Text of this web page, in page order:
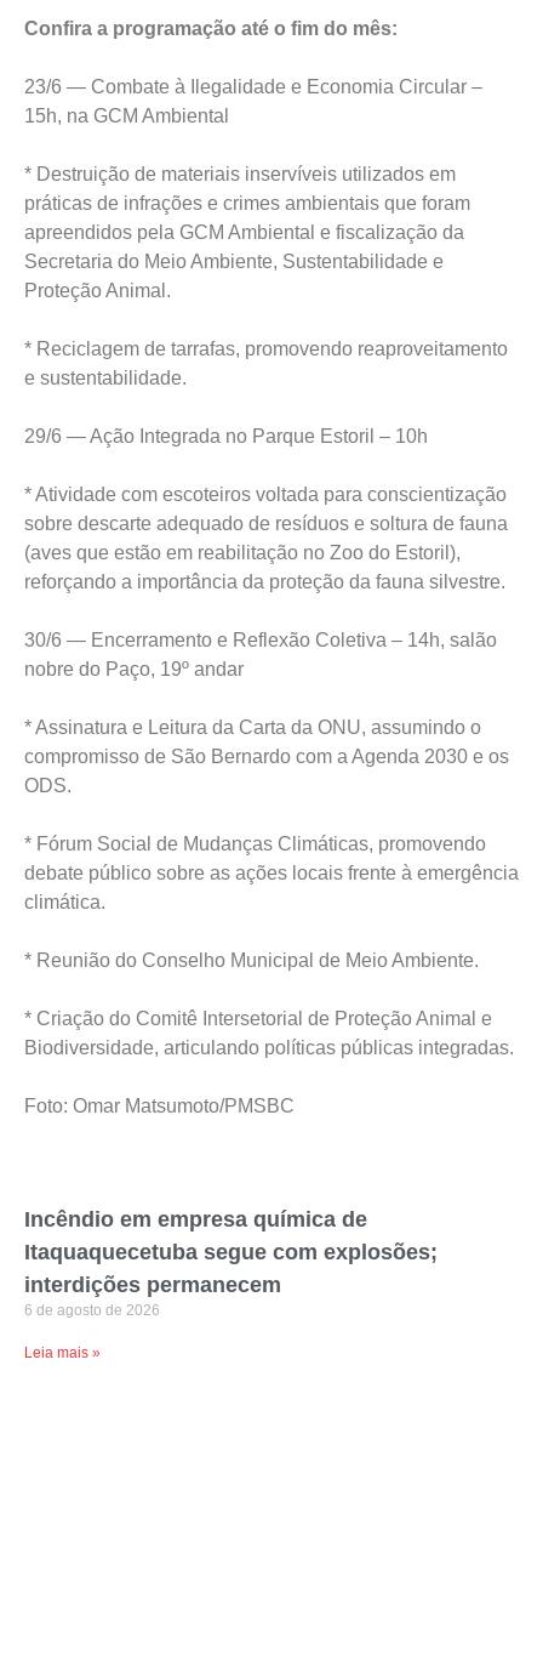
Confira a programação até o fim do mês:
23/6 — Combate à Ilegalidade e Economia Circular –
15h, na GCM Ambiental
* Destruição de materiais inservíveis utilizados em
práticas de infrações e crimes ambientais que foram
apreendidos pela GCM Ambiental e fiscalização da
Secretaria do Meio Ambiente, Sustentabilidade e
Proteção Animal.
* Reciclagem de tarrafas, promovendo reaproveitamento
e sustentabilidade.
29/6 — Ação Integrada no Parque Estoril – 10h
* Atividade com escoteiros voltada para conscientização
sobre descarte adequado de resíduos e soltura de fauna
(aves que estão em reabilitação no Zoo do Estoril),
reforçando a importância da proteção da fauna silvestre.
30/6 — Encerramento e Reflexão Coletiva – 14h, salão
nobre do Paço, 19º andar
* Assinatura e Leitura da Carta da ONU, assumindo o
compromisso de São Bernardo com a Agenda 2030 e os
ODS.
* Fórum Social de Mudanças Climáticas, promovendo
debate público sobre as ações locais frente à emergência
climática.
* Reunião do Conselho Municipal de Meio Ambiente.
* Criação do Comitê Intersetorial de Proteção Animal e
Biodiversidade, articulando políticas públicas integradas.
Foto: Omar Matsumoto/PMSBC
Incêndio em empresa química de
Itaquaquecetuba segue com explosões;
interdições permanecem
6 de agosto de 2026
Leia mais »